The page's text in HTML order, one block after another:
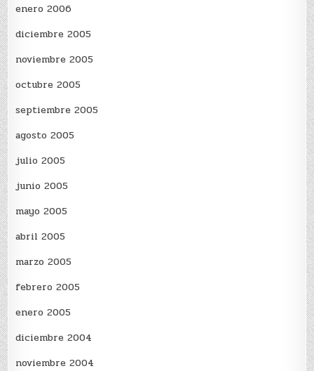
enero 2006
diciembre 2005
noviembre 2005
octubre 2005
septiembre 2005
agosto 2005
julio 2005
junio 2005
mayo 2005
abril 2005
marzo 2005
febrero 2005
enero 2005
diciembre 2004
noviembre 2004